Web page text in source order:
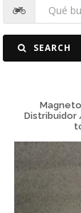
SEARCH
Distribuidor